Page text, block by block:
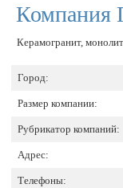
Компания
Керамогранит,
Город:
Размер компании:
Рубрикатор компаний:
Адрес:
Телефоны: